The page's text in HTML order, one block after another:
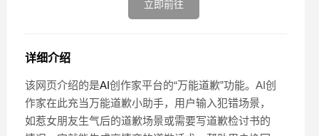
立即前往
详细介绍
该网页介绍的是AI创作家平台的“万能道歉”功能。AI创
作家在此充当万能道歉小助手，用户输入犯错场景，
如惹女朋友生气后的道歉场景或需要写道歉检讨书的